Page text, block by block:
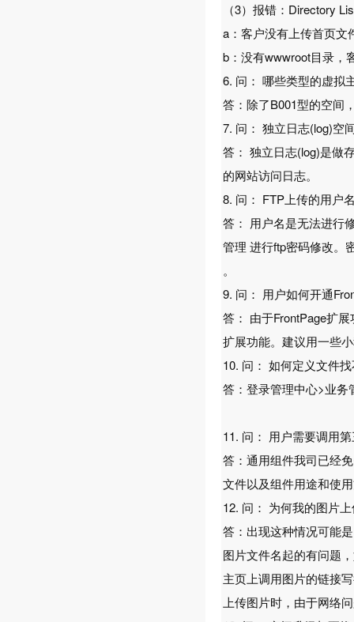
（3）报错：Directory
a：客户没有上传首页文
b：没有wwwroot目录，
6. 问： 哪些类型的虚拟
答：除了B001型的空间
7. 问： 独立日志(log)空
答： 独立日志(log)是做
的网站访问日志。
8. 问： FTP上传的用户
答： 用户名是无法进行
管理 进行ftp密码修改。
。
9. 问： 用户如何开通
答： 由于FrontPage扩
扩展功能。建议用一些
10. 问： 如何定义文件
答：登录管理中心>业务
11. 问： 用户需要调用
答：通用组件我司已经
文件以及组件用途和使
12. 问： 为何我的图片
答：出现这种情况可能
图片文件名起的有问题
主页上调用图片的链接
上传图片时，由于网络